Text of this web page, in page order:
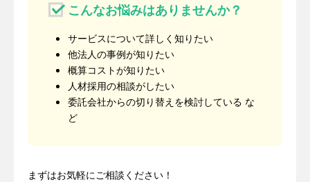
こんなお悩みはありませんか？
サービスについて詳しく知りたい
他法人の事例が知りたい
概算コストが知りたい
人材採用の相談がしたい
委託会社からの切り替えを検討している な
ど
まずはお気軽にご相談ください！